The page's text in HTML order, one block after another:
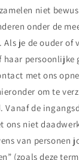
niet
onder de
je de ouder of
persoonlijke
met ons
om te
Vanaf de
ons niet
van personen
(zoals deze